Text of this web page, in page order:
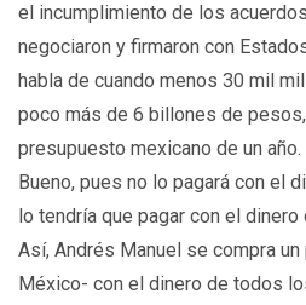
el incumplimiento de los
negociaron y firmaron con
habla de cuando menos 30 mil
poco más de 6 billones de
presupuesto mexicano de un año.
Bueno, pues no lo pagará con el
lo tendría que pagar con el
Así, Andrés Manuel se compra
México- con el dinero de todos